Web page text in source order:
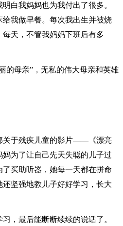
白我妈妈也为我付出了很多。
我做早餐。每次我出生并被烧
天，不管我妈妈下班后有多
的母亲”，无私的伟大母亲和英雄
关于残疾儿童的影片——《漂亮
为了让自己先天失聪的儿子过
了买助听器，她每一天都在拼命
坚强地教儿子好好学习，长大
，最后能断断续续的说话了。